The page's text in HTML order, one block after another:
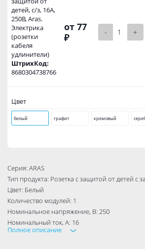
детей, с/з, 16А,
250В, Aras.
Электрика
(розетки
кабеля
удлинители)
ШтрихКод:
8680304738766
от 77
₽
- +
Цвет
белый графит кремовый
Серия: ARAS
Тип продукта: Розетка с защитой от детей с
Цвет: Белый
Количество модулей: 1
Номинальное напряжение, B: 250
Номинальный ток, А: 16
Мощность МАХ, ВТ: 3500
Полное описание